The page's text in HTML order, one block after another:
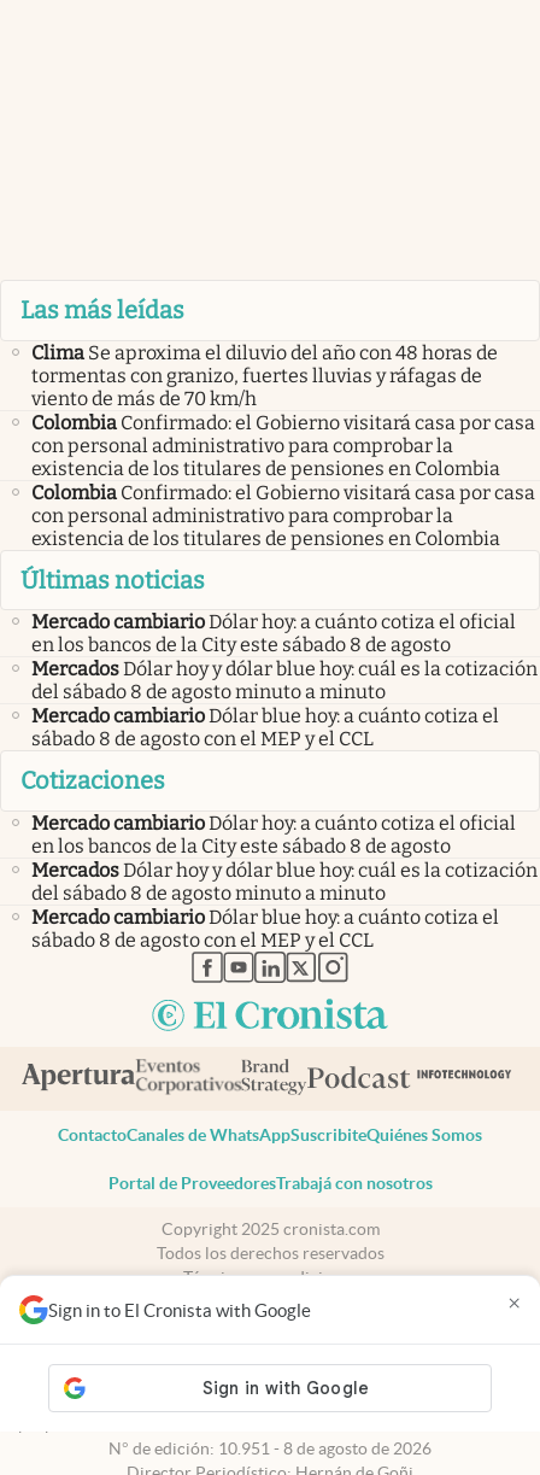
Sign in to El Cronista with Google ×
Las más leídas
Clima Se aproxima el diluvio del año con 48 horas de
tormentas con granizo, fuertes lluvias y ráfagas de
viento de más de 70 km/h
Colombia Confirmado: el Gobierno visitará casa por casa
con personal administrativo para comprobar la
existencia de los titulares de pensiones en Colombia
Colombia Confirmado: el Gobierno visitará casa por casa
con personal administrativo para comprobar la
existencia de los titulares de pensiones en Colombia
Últimas noticias
Mercado cambiarioDólar hoy: a cuánto cotiza el oficial
en los bancos de la City este sábado 8 de agosto
MercadosDólar hoy y dólar blue hoy: cuál es la cotización
del sábado 8 de agosto minuto a minuto
Mercado cambiarioDólar blue hoy: a cuánto cotiza el
sábado 8 de agosto con el MEP y el CCL
Cotizaciones
Mercado cambiarioDólar hoy: a cuánto cotiza el oficial
en los bancos de la City este sábado 8 de agosto
MercadosDólar hoy y dólar blue hoy: cuál es la cotización
del sábado 8 de agosto minuto a minuto
Mercado cambiarioDólar blue hoy: a cuánto cotiza el
sábado 8 de agosto con el MEP y el CCL
abre en nueva pestaña
abre en nueva pestaña
abre en nueva pestaña
abre en nueva pestaña
abre en nueva pestaña
ContactoCanales de WhatsAppSuscribiteQuiénes Somos
Portal de ProveedoresTrabajá con nosotros
Copyright 2025 cronista.com
Todos los derechos reservados
Términos y condiciones
Privacidad
Consentimiento
cronista.com
es propiedad de El Cronista Comercial S.A Registro de
N° de edición: 10.951 - 8 de agosto de 2026